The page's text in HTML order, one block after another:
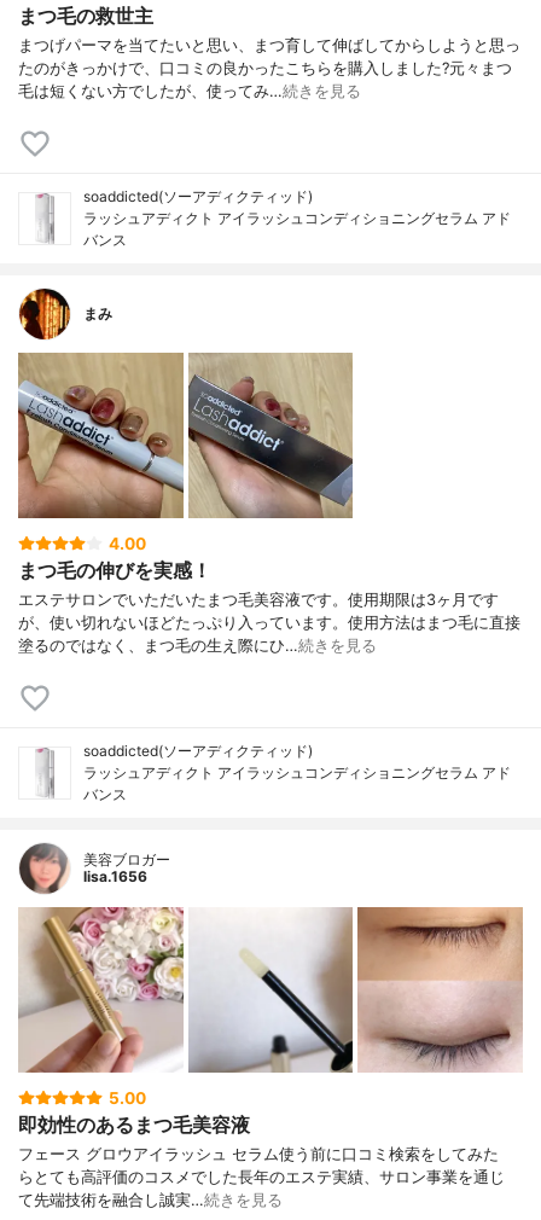
まつ毛の救世主
まつげパーマを当てたいと思い、まつ育して伸ばしてからしようと思っ
たのがきっかけで、口コミの良かったこちらを購入しました?元々まつ
毛は短くない方でしたが、使ってみ…続きを見る
soaddicted(ソーアディクティッド)
ラッシュアディクト アイラッシュコンディショニングセラム アド
バンス
まみ
4.00
まつ毛の伸びを実感！
エステサロンでいただいたまつ毛美容液です。使用期限は3ヶ月です
が、使い切れないほどたっぷり入っています。使用方法はまつ毛に直接
塗るのではなく、まつ毛の生え際にひ…続きを見る
soaddicted(ソーアディクティッド)
ラッシュアディクト アイラッシュコンディショニングセラム アド
バンス
美容ブロガー
lisa.1656
5.00
即効性のあるまつ毛美容液
フェース グロウアイラッシュ セラム 使う前に口コミ検索をしてみた
ら とても高評価のコスメでした 長年のエステ実績、サロン事業を通じ
て 先端技術を融合し誠実…続きを見る